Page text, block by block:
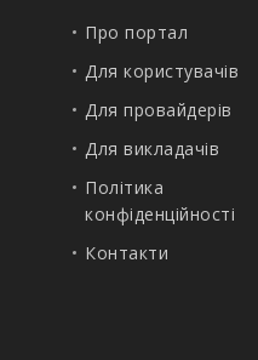
Про портал
Для користувачів
Для провайдерів
Для викладачів
Політика
конфіденційності
Контакти